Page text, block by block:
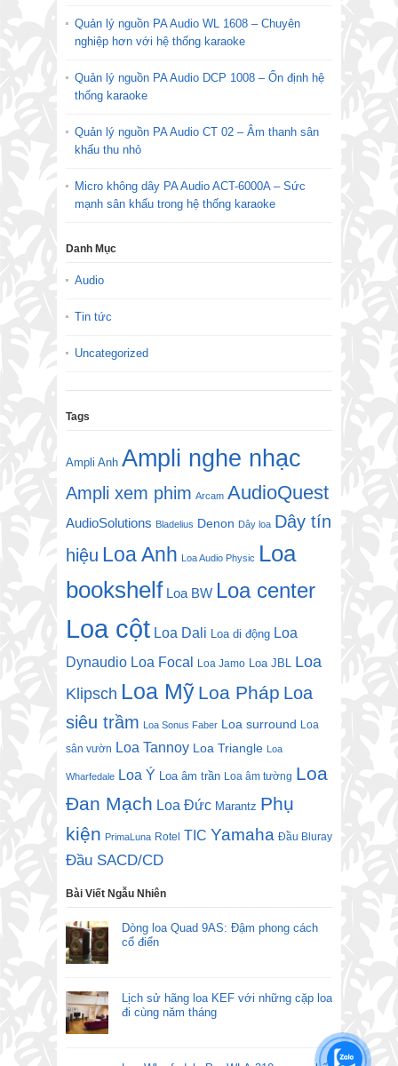
Quản lý nguồn PA Audio WL 1608 – Chuyên
nghiệp hơn với hệ thống karaoke
Quản lý nguồn PA Audio DCP 1008 – Ổn định hệ
thống karaoke
Quản lý nguồn PA Audio CT 02 – Âm thanh sân
khấu thu nhỏ
Micro không dây PA Audio ACT-6000A – Sức
mạnh sân khấu trong hệ thống karaoke
Danh Mục
Audio
Tin tức
Uncategorized
Tags
Ampli Anh Ampli nghe nhạc
Ampli xem phim Arcam AudioQuest
AudioSolutions Bladelius Denon Dây loa Dây tín
hiệu Loa Anh Loa Audio Physic Loa
bookshelf Loa BW Loa center
Loa cột Loa Dali Loa di động Loa
Dynaudio Loa Focal Loa Jamo Loa JBL
Loa
Klipsch Loa Mỹ Loa Pháp Loa
siêu trầm Loa Sonus Faber Loa surround Loa
sân vườn Loa Tannoy Loa Triangle Loa
Wharfedale Loa Ý Loa âm trần Loa âm tường Loa
Đan Mạch Loa Đức Marantz Phụ
kiện PrimaLuna Rotel TIC Yamaha Đầu Bluray
Đầu SACD/CD
Bài Viết Ngẫu Nhiên
Dòng loa Quad 9AS: Đậm phong cách
cổ điển
Lịch sử hãng loa KEF với những cặp loa
đi cùng năm tháng